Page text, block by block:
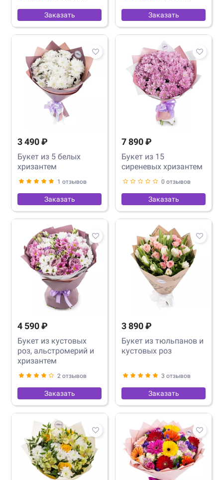
Заказать Заказать
3 490 ₽
Букет из 5 белых
хризантем
1 отзывов
Заказать
7 890 ₽
Букет из 15
сиреневых хризантем
0 отзывов
Заказать
4 590 ₽
Букет из кустовых
роз, альстромерий и
хризантем
2 отзывов
Заказать
3 890 ₽
Букет из тюльпанов и
кустовых роз
3 отзывов
Заказать